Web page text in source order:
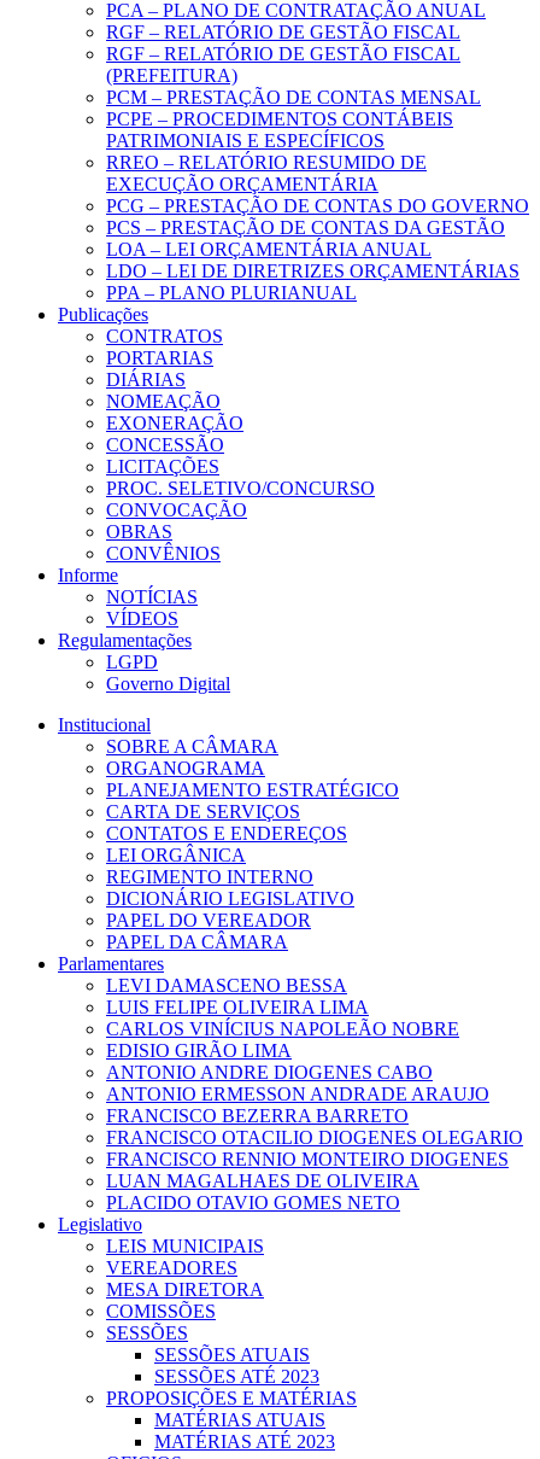
PCA – PLANO DE CONTRATAÇÃO ANUAL
RGF – RELATÓRIO DE GESTÃO FISCAL
RGF – RELATÓRIO DE GESTÃO FISCAL
(PREFEITURA)
PCM – PRESTAÇÃO DE CONTAS MENSAL
PCPE – PROCEDIMENTOS CONTÁBEIS
PATRIMONIAIS E ESPECÍFICOS
RREO – RELATÓRIO RESUMIDO DE
EXECUÇÃO ORÇAMENTÁRIA
PCG – PRESTAÇÃO DE CONTAS DO GOVERNO
PCS – PRESTAÇÃO DE CONTAS DA GESTÃO
LOA – LEI ORÇAMENTÁRIA ANUAL
LDO – LEI DE DIRETRIZES ORÇAMENTÁRIAS
PPA – PLANO PLURIANUAL
Publicações
CONTRATOS
PORTARIAS
DIÁRIAS
NOMEAÇÃO
EXONERAÇÃO
CONCESSÃO
LICITAÇÕES
PROC. SELETIVO/CONCURSO
CONVOCAÇÃO
OBRAS
CONVÊNIOS
Informe
NOTÍCIAS
VÍDEOS
Regulamentações
LGPD
Governo Digital
Institucional
SOBRE A CÂMARA
ORGANOGRAMA
PLANEJAMENTO ESTRATÉGICO
CARTA DE SERVIÇOS
CONTATOS E ENDEREÇOS
LEI ORGÂNICA
REGIMENTO INTERNO
DICIONÁRIO LEGISLATIVO
PAPEL DO VEREADOR
PAPEL DA CÂMARA
Parlamentares
LEVI DAMASCENO BESSA
LUIS FELIPE OLIVEIRA LIMA
CARLOS VINÍCIUS NAPOLEÃO NOBRE
EDISIO GIRÃO LIMA
ANTONIO ANDRE DIOGENES CABO
ANTONIO ERMESSON ANDRADE ARAUJO
FRANCISCO BEZERRA BARRETO
FRANCISCO OTACILIO DIOGENES OLEGARIO
FRANCISCO RENNIO MONTEIRO DIOGENES
LUAN MAGALHAES DE OLIVEIRA
PLACIDO OTAVIO GOMES NETO
Legislativo
LEIS MUNICIPAIS
VEREADORES
MESA DIRETORA
COMISSÕES
SESSÕES
SESSÕES ATUAIS
SESSÕES ATÉ 2023
PROPOSIÇÕES E MATÉRIAS
MATÉRIAS ATUAIS
MATÉRIAS ATÉ 2023